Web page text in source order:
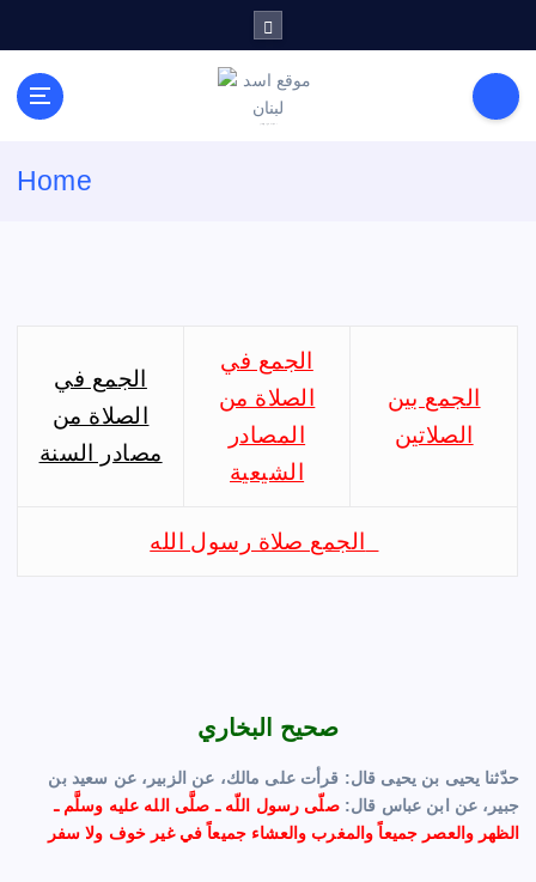
Home
الجمع في
الصلاة من
مصادر السنة
الجمع في
الصلاة من
المصادر
الشيعية
الجمع بين
الصلاتين
صحيح البخاري
حدّثنا يحيى بن يحيى قال: قرأت على مالك، عن الزبير، عن سعيد بن
جبير، عن ابن عباس قال: صلّى رسول اللّه ـ صلَّى الله عليه وسلَّم ـ
الظهر والعصر جميعاً والمغرب والعشاء جميعاً في غير خوف ولا سفر